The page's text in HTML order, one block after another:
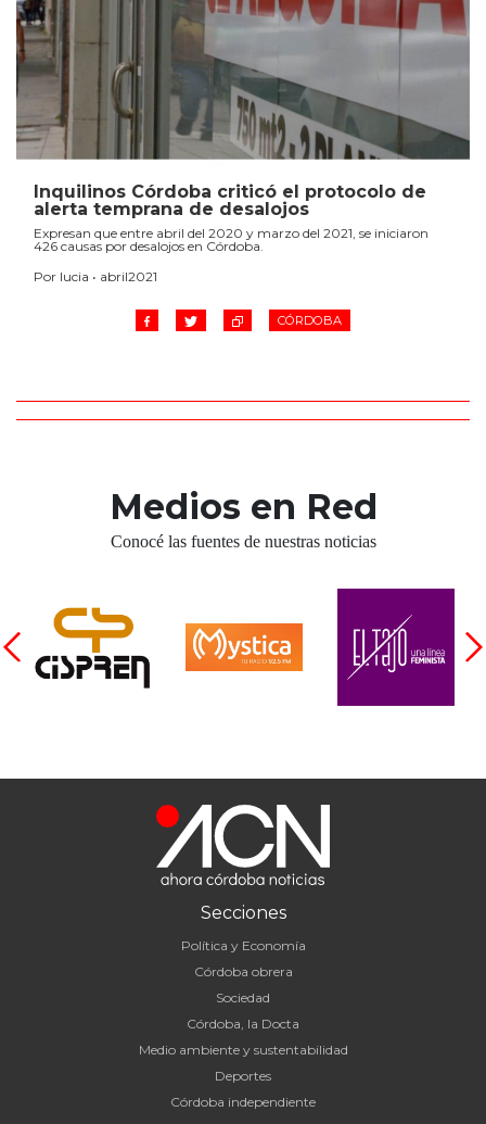
Inquilinos Córdoba criticó el protocolo de
alerta temprana de desalojos
Expresan que entre abril del 2020 y marzo del 2021, se iniciaron
426 causas por desalojos en Córdoba.
Por lucia • abril2021
CÓRDOBA
Medios en Red
Conocé las fuentes de nuestras noticias
Secciones
Política y Economía
Córdoba obrera
Sociedad
Córdoba, la Docta
Medio ambiente y sustentabilidad
Deportes
Córdoba independiente